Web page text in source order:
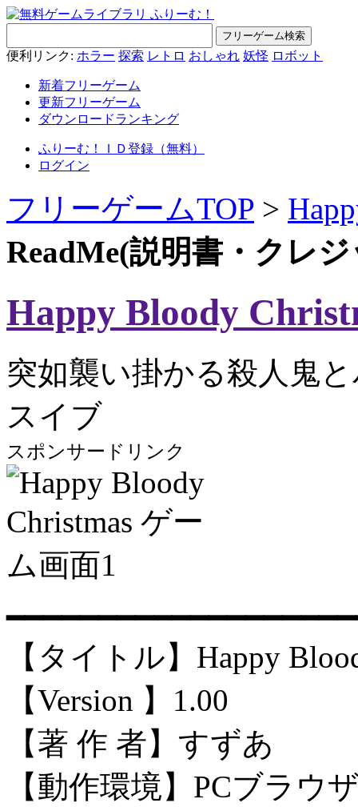
便利リンク: ホラー 探索 レトロ おしゃれ 妖怪 ロボット
新着フリーゲーム
更新フリーゲーム
ダウンロードランキング
ふりーむ！ＩＤ登録（無料）
ログイン
フリーゲームTOP >
ReadMe(説明書・クレ
Happy Bloody
突如襲い掛かる殺人鬼
スイブ
スポンサードリンク
【タイトル】Happy
【Version 】1.00
【著 作 者】すずあ
【動作環境】PCブラウ